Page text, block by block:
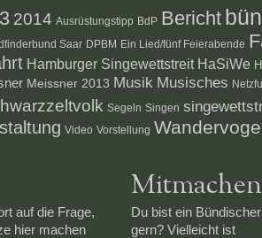
2014 Ausrüstungstipp BdP Bericht
Saar DPBM Ein Lied/fünf Feierabende
Hamburger Singewettstreit HaSiWe
Meissner 2013 Musik Musisches
Segeln Singen
Video Vorstellung
auf die Frage,
hier machen
Mitmachen
Du bist ein
gern? Vielleicht ist